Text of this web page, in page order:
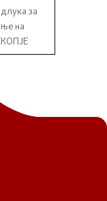
за
на